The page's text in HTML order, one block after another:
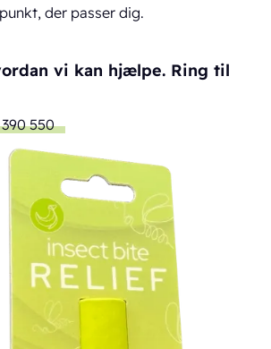
der passer dig.
vi kan hjælpe. Ring til
390 550